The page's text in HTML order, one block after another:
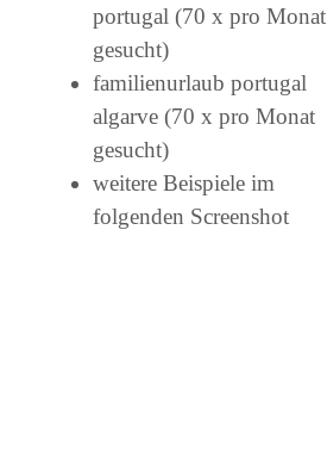
portugal (70 x pro Monat
gesucht)
familienurlaub portugal
algarve (70 x pro Monat
gesucht)
weitere Beispiele im
folgenden Screenshot